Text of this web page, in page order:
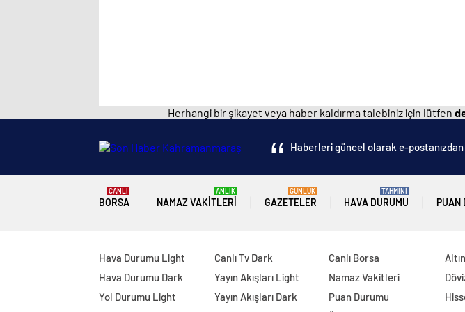
Herhangi bir şikayet veya haber kaldırma talebiniz için lütfen
Haberleri güncel olarak e-
BORSA
CANLI
NAMAZ VAKITLERI
ANLIK
GAZETELER
GÜNLÜK
HAVA DURUMU
TAHMİNİ
PUAN
Hava Durumu Light
Hava Durumu Dark
Yol Durumu Light
Canlı Tv Dark
Yayın Akışları Light
Yayın Akışları Dark
Canlı Borsa
Namaz Vakitleri
Puan Durumu